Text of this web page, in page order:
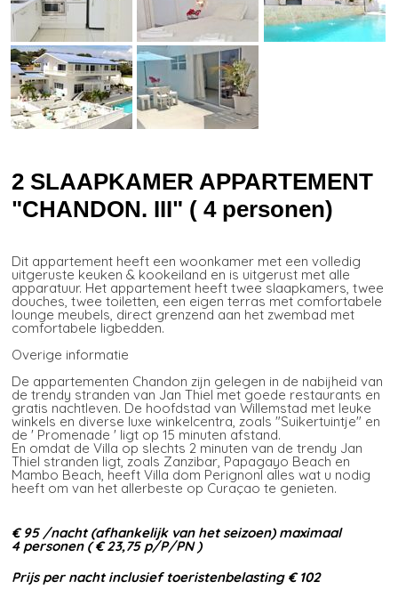
2 SLAAPKAMER APPARTEMENT
"CHANDON. III" ( 4 personen)
Dit appartement heeft een woonkamer met een volledig
uitgeruste keuken & kookeiland en is uitgerust met alle
apparatuur. Het appartement heeft twee slaapkamers, twee
douches, twee toiletten, een eigen terras met comfortabele
lounge meubels, direct grenzend aan het zwembad met
comfortabele ligbedden.
Overige informatie
De appartementen Chandon zijn gelegen in de nabijheid van
de trendy stranden van Jan Thiel met goede restaurants en
gratis nachtleven. De hoofdstad van Willemstad met leuke
winkels en diverse luxe winkelcentra, zoals "Suikertuintje" en
de ' Promenade ' ligt op 15 minuten afstand.
En omdat de Villa op slechts 2 minuten van de trendy Jan
Thiel stranden ligt, zoals Zanzibar, Papagayo Beach en
Mambo Beach, heeft Villa dom Perignonl alles wat u nodig
heeft om van het allerbeste op Curaçao te genieten.
€ 95 /nacht (afhankelijk van het seizoen) maximaal
4 personen (€ 23,75 p/P/PN )
Prijs per nacht inclusief toeristenbelasting € 102